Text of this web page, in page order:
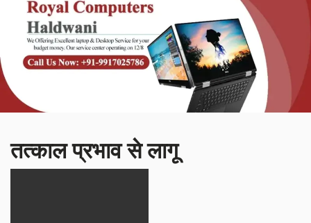
तत्काल प्रभाव से लागू